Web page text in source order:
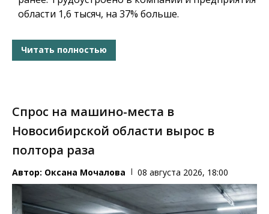
области 1,6 тысяч, на 37% больше.
Читать полностью
Спрос на машино-места в
Новосибирской области вырос в
полтора раза
Автор: Оксана Мочалова 08 августа 2026, 18:00